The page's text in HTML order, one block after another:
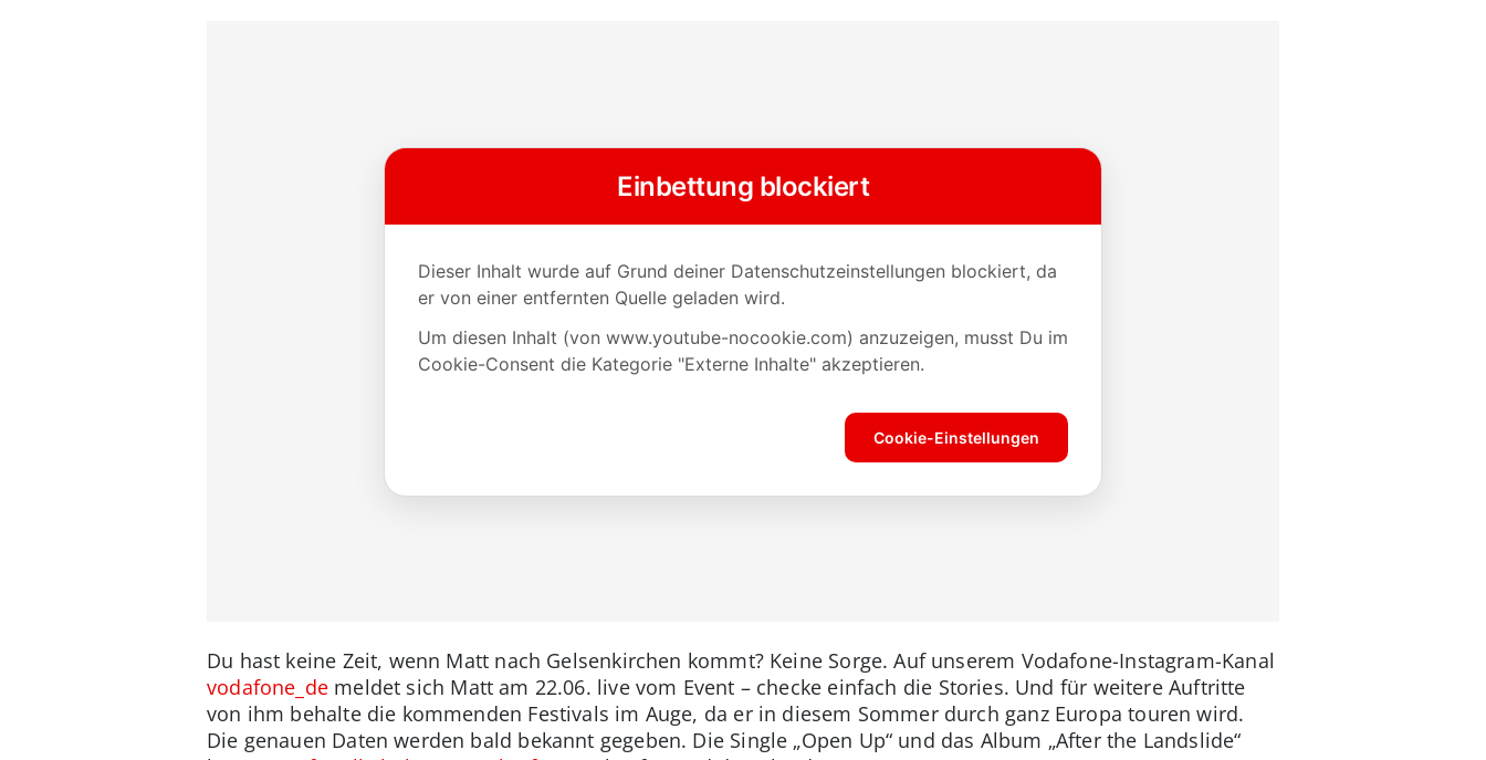
Du hast keine Zeit, wenn Matt nach Gelsenkirchen kommt? Keine Sorge. Auf unserem Vodafone-Instagram-Kanal
vodafone_demeldet sich Matt am 22.06. live vom Event – checke einfach die Stories. Und für weitere Auftritte
von ihm behalte die kommenden Festivals im Auge, da er in diesem Sommer durch ganz Europa touren wird.
Die genauen Daten werden bald bekannt gegeben. Die Single „Open Up“ und das Album „After the Landslide“